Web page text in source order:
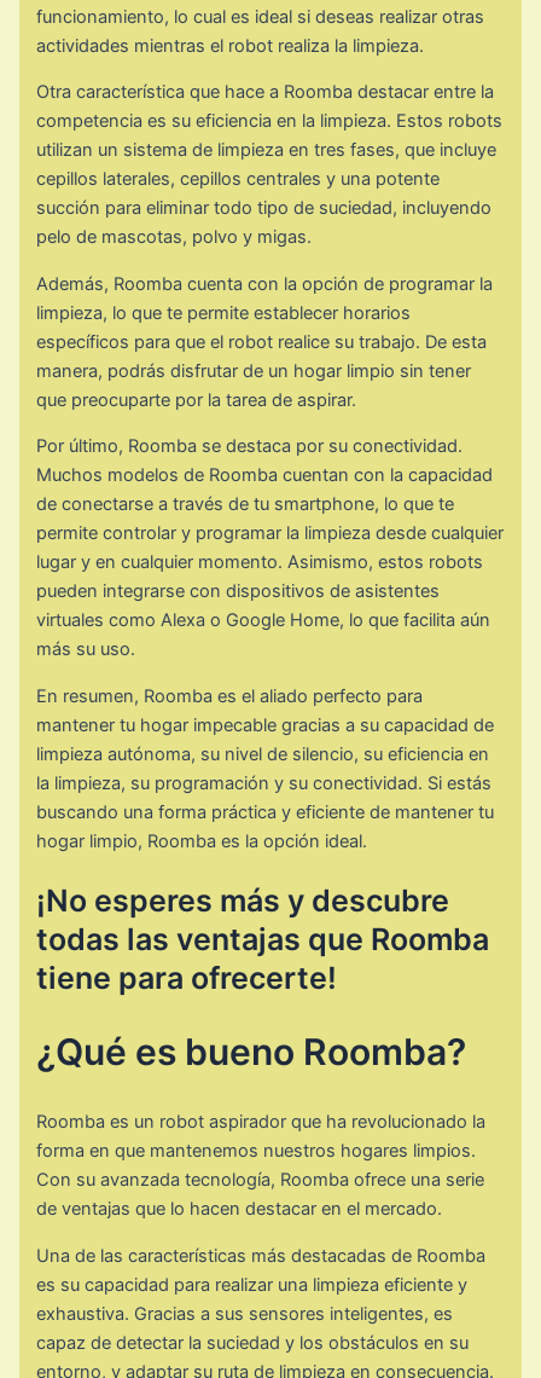
funcionamiento, lo cual es ideal si deseas realizar otras
actividades mientras el robot realiza la limpieza.
Otra característica que hace a Roomba destacar entre la
competencia es su eficiencia en la limpieza. Estos robots
utilizan un sistema de limpieza en tres fases, que incluye
cepillos laterales, cepillos centrales y una potente
succión para eliminar todo tipo de suciedad, incluyendo
pelo de mascotas, polvo y migas.
Además, Roomba cuenta con la opción de programar la
limpieza, lo que te permite establecer horarios
específicos para que el robot realice su trabajo. De esta
manera, podrás disfrutar de un hogar limpio sin tener
que preocuparte por la tarea de aspirar.
Por último, Roomba se destaca por su conectividad.
Muchos modelos de Roomba cuentan con la capacidad
de conectarse a través de tu smartphone, lo que te
permite controlar y programar la limpieza desde cualquier
lugar y en cualquier momento. Asimismo, estos robots
pueden integrarse con dispositivos de asistentes
virtuales como Alexa o Google Home, lo que facilita aún
más su uso.
En resumen, Roomba es el aliado perfecto para
mantener tu hogar impecable gracias a su capacidad de
limpieza autónoma, su nivel de silencio, su eficiencia en
la limpieza, su programación y su conectividad. Si estás
buscando una forma práctica y eficiente de mantener tu
hogar limpio, Roomba es la opción ideal.
¡No esperes más y descubre
todas las ventajas que Roomba
tiene para ofrecerte!
¿Qué es bueno Roomba?
Roomba es un robot aspirador que ha revolucionado la
forma en que mantenemos nuestros hogares limpios.
Con su avanzada tecnología, Roomba ofrece una serie
de ventajas que lo hacen destacar en el mercado.
Una de las características más destacadas de Roomba
es su capacidad para realizar una limpieza eficiente y
exhaustiva. Gracias a sus sensores inteligentes, es
capaz de detectar la suciedad y los obstáculos en su
entorno, y adaptar su ruta de limpieza en consecuencia.